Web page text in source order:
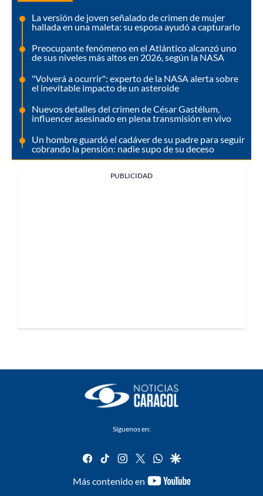
La versión de joven señalado de crimen de mujer
hallada en una maleta: su esposa ayudó a capturarlo
Preocupante fenómeno en el Atlántico alcanzó uno
de sus niveles más altos en 2026, según la NASA
"Volverá a ocurrir": experto de la NASA alerta sobre
el inevitable impacto de un asteroide
Nuevos detalles del crimen de César Gastélum,
influencer asesinado en plena transmisión en vivo
Un hombre guardó el cadáver de su padre para seguir
cobrando la pensión: nadie supo de su deceso
PUBLICIDAD
Síguenos en:
facebook
tiktok instagram
twitterwhatsapp
google
Más contenido en
youtube-